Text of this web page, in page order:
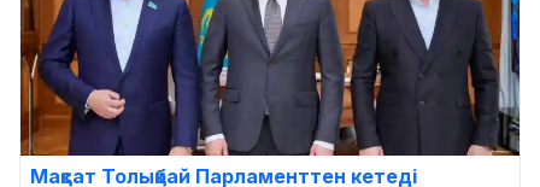
Мақсат Толықбай Парламенттен кетеді